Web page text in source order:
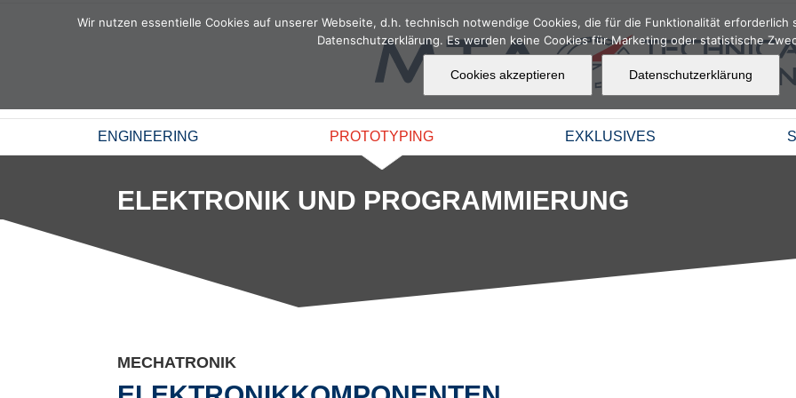
ENGINEERING PROTOTYPING EXKLUSIVES
ELEKTRONIK UND PROGRAMMIERUNG
MECHATRONIK
Wir nutzen essentielle Cookies auf unserer Webseite, d.h. technisch notwendige Cookies, die für die Funktionalität erforderlich
Datenschutzerklärung. Es werden keine Cookies für Marketing oder statistische
Cookies akzeptieren Datenschutzerklärung